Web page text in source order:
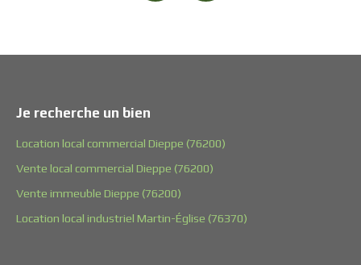
Je recherche un bien
Location local commercial Dieppe (76200)
Vente local commercial Dieppe (76200)
Vente immeuble Dieppe (76200)
Location local industriel Martin-Église (76370)